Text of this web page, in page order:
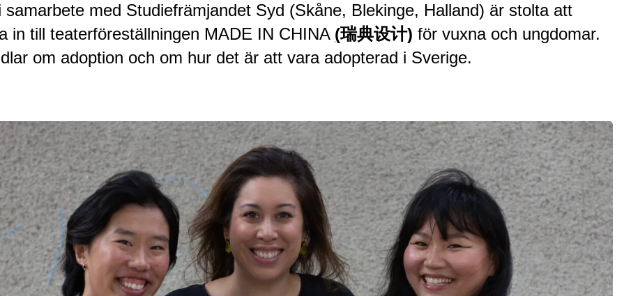
samarbete med Studiefrämjandet Syd (Skåne, Blekinge, Halland) är stolta att
in till teaterföreställningen MADE IN CHINA (瑞典设计) för vuxna och ungdomar.
om adoption och om hur det är att vara adopterad i Sverige.